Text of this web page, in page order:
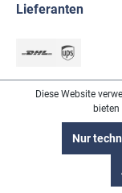
Lieferanten
Diese Website
bieten
Nur